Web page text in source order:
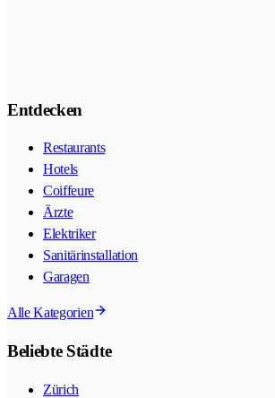
Entdecken
Restaurants
Hotels
Coiffeure
Ärzte
Elektriker
Sanitärinstallation
Garagen
Alle Kategorien
Beliebte Städte
Zürich